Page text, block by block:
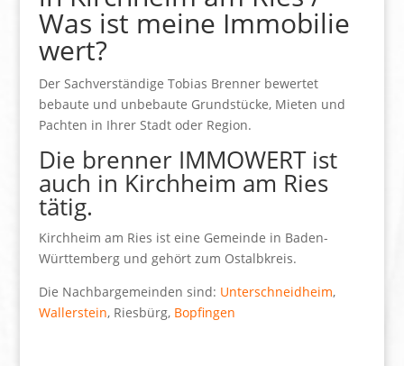
Was ist meine Immobilie
wert?
Der Sachverständige Tobias Brenner bewertet
bebaute und unbebaute Grundstücke, Mieten und
Pachten in Ihrer Stadt oder Region.
Die brenner IMMOWERT ist
auch in Kirchheim am Ries
tätig.
Kirchheim am Ries ist eine Gemeinde in Baden-
Württemberg und gehört zum Ostalbkreis.
Die Nachbargemeinden sind: Unterschneidheim,
Wallerstein, Riesbürg, Bopfingen